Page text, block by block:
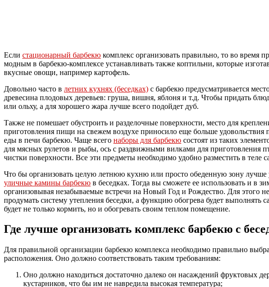
Если стационарный барбекю комплекс организовать правильно, то во время
модным в барбекю-комплексе устанавливать также коптильни, которые
вкусные овощи, например картофель.
Довольно часто в летних кухнях (беседках) с барбекю предусматривается
древесина плодовых деревьев: груша, вишня, яблоня и т.д. Чтобы придать
или ольху, а для хорошего жара лучше всего подойдет дуб.
Также не помешает обустроить и разделочные поверхности, место для
приготовления пищи на свежем воздухе приносило еще больше удовольствия
еды в печи барбекю. Чаще всего наборы для барбекю состоят из таких
для мясных рулетов и рыбы, ось с раздвижными вилками для приготовления
чистки поверхности. Все эти предметы необходимо удобно разместить в теле
Что бы организовать целую летнюю кухню или просто обеденную зону лучше
уличные камины барбекю в беседках. Тогда вы сможете ее использовать и в
организовывая незабываемые встречи на Новый Год и Рождество. Для этого
продумать систему утепления беседки, а функцию обогрева будет выполнять
будет не только кормить, но и обогревать своим теплом помещение.
Где лучше организовать комплекс барбекю с
Для правильной организации барбекю комплекса необходимо правильно
расположения. Оно должно соответствовать таким требованиям:
Оно должно находиться достаточно далеко он насаждений фруктовых
кустарников, что бы им не навредила высокая температура;